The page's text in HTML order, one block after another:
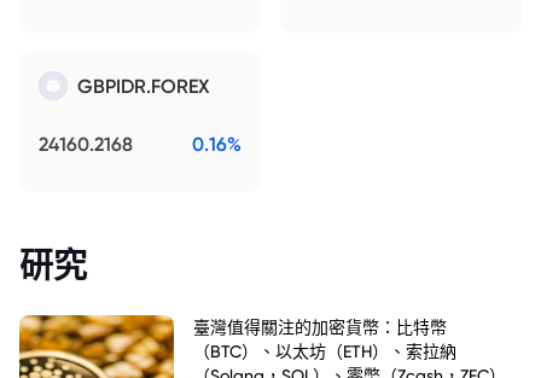
GBPIDR.FOREX
24160.2168 0.16%
研究
臺灣值得關注的加密貨幣：比特幣
（BTC）、以太坊（ETH）、索拉納